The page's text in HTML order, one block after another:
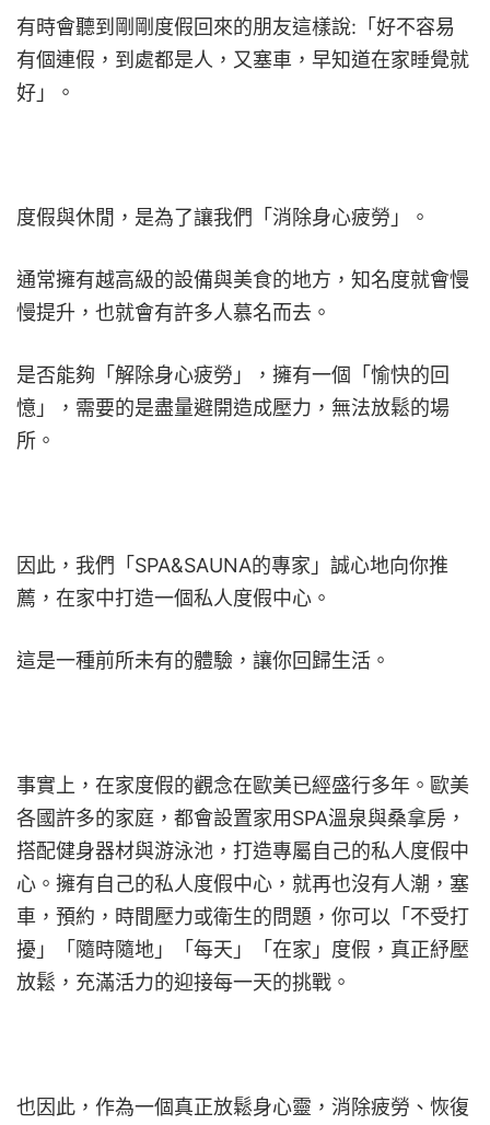
有時會聽到剛剛度假回來的朋友這樣說:「好不容易
有個連假，到處都是人，又塞車，早知道在家睡覺就
好」。
度假與休閒，是為了讓我們「消除身心疲勞」。
通常擁有越高級的設備與美食的地方，知名度就會慢
慢提升，也就會有許多人慕名而去。
是否能夠「解除身心疲勞」，擁有一個「愉快的回
憶」，需要的是盡量避開造成壓力，無法放鬆的場
所。
因此，我們「SPA&SAUNA的專家」誠心地向你推
薦，在家中打造一個私人度假中心。
這是一種前所未有的體驗，讓你回歸生活。
事實上，在家度假的觀念在歐美已經盛行多年。歐美
各國許多的家庭，都會設置家用SPA溫泉與桑拿房，
搭配健身器材與游泳池，打造專屬自己的私人度假中
心。擁有自己的私人度假中心，就再也沒有人潮，塞
車，預約，時間壓力或衛生的問題，你可以「不受打
擾」「隨時隨地」「每天」「在家」度假，真正紓壓
放鬆，充滿活力的迎接每一天的挑戰。
也因此，作為一個真正放鬆身心靈，消除疲勞、恢復